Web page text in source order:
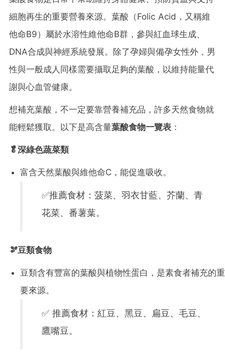
細胞再生的重要營養來源。葉酸（Folic Acid，又稱維
他命B9）屬於水溶性維他命B群，參與紅血球生成、
DNA合成與神經系統發展。除了孕婦與備孕女性外，男
性與一般成人同樣需要攝取足夠的葉酸，以維持能量代
謝與心血管健康。
想補充葉酸，不一定要靠營養補充品，許多天然食物就
能輕鬆獲取。以下是高含量葉酸食物一覽表 ：
🥬深綠色蔬菜類
富含天然葉酸與維他命C，能促進吸收。
✅推薦食材：菠菜、羽衣甘藍、芥蘭、青
花菜、番薯葉。
🫘豆類食物
豆類含有豐富的葉酸與植物性蛋白，是素食者補充的重
要來源。
✅ 推薦食材：紅豆、黑豆、扁豆、毛豆、
鷹嘴豆。